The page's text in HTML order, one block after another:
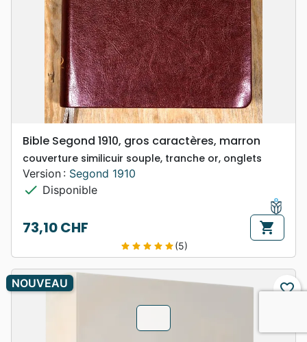
Bible Segond 1910, gros caractères, marron
couverture similicuir souple, tranche or, onglets
Version : Segond 1910
check Disponible
Prix
73,10 CHF shopping_cart
star star star star star(5)
NOUVEAU
favorite_border